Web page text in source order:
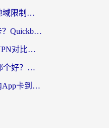
海外VPN中国：告别地域限制，留学生与华人如何轻松刷国内剧、玩国服？
海外党刷国内资源总卡？Quickback和采集蜂好用吗？这篇指南帮你避坑
ChickCN VPN和旋风VPN对比哪个回国效果更好？海外党亲测实用指南
ChickCN和Quickback哪个好？海外党亲测回国加速器，轻松解锁国内资源（附避坑指南）
华为手机在国外用国内App卡到崩溃？这篇加速器指南帮你无缝刷剧打游戏